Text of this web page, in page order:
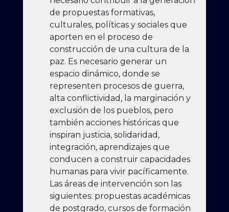
de propuestas formativas,
culturales, políticas y sociales que
aporten en el proceso de
construcción de una cultura de la
paz. Es necesario generar un
espacio dinámico, donde se
representen procesos de guerra,
alta conflictividad, la marginación y
exclusión de los pueblos, pero
también acciones históricas que
inspiran justicia, solidaridad,
integración, aprendizajes que
conducen a construir capacidades
humanas para vivir pacíficamente.
Las áreas de intervención son las
siguientes: propuestas académicas
de postgrado, cursos de formación